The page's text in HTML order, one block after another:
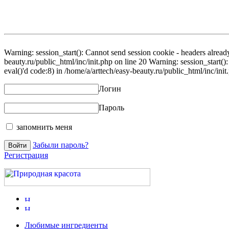
Warning: session_start(): Cannot send session cookie - headers
beauty.ru/public_html/inc/init.php on line 20 Warning:
eval()'d code:8) in /home/a/arttech/easy-beauty.ru/public_html/inc/
Логин
Пароль
запомнить меня
Забыли пароль?
Регистрация
Любимые ингредиенты